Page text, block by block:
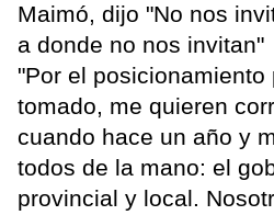
Maimó, dijo "No nos
a donde no nos invitan"
"Por el
tomado, me quieren
cuando hace un año y
todos de la mano: el
provincial y local.